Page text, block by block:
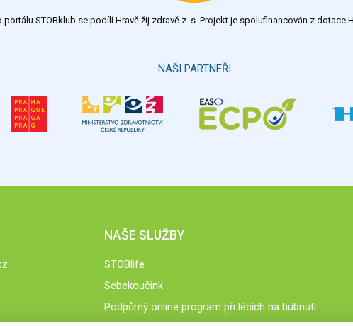
STOBklub se podílí Hravě žij zdravě z. s. Projekt je spolufinancován z dotace
NAŠI PARTNEŘI
NAŠE SLUŽBY
STOBlife
Sebekoučink
Podpůrný online program při lécích na hubnutí